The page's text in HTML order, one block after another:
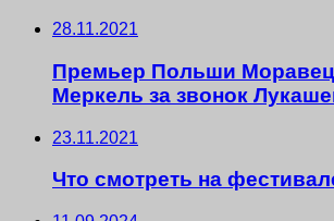
28.11.2021
Премьер Польши
Меркель за звонок
23.11.2021
Что смотреть на